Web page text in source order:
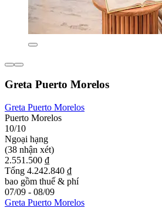
Greta Puerto Morelos
Greta Puerto Morelos
Puerto Morelos
10/10
Ngoại hạng
(38 nhận xét)
2.551.500 ₫
Tổng 4.242.840 ₫
bao gồm thuế & phí
07/09 - 08/09
Greta Puerto Morelos